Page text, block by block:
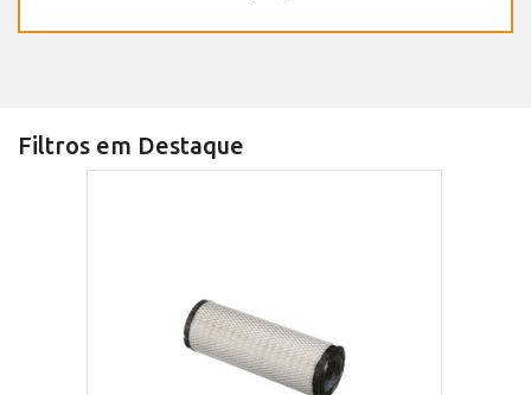
Filtros em Destaque